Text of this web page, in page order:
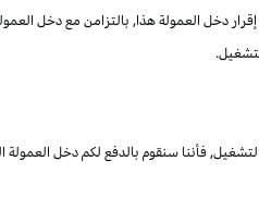
فأننا سنقوم بالدفع لكم دخل